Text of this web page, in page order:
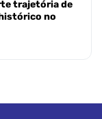
trajetória de
no